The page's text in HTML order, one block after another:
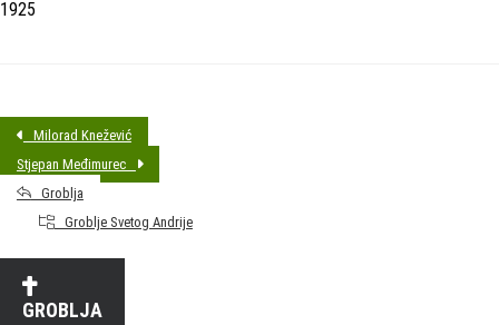
1925
Milorad Knežević
Stjepan Međimurec
Groblja
Groblje Svetog Andrije
GROBLJA